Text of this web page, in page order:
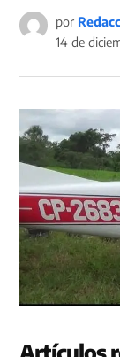
por
14 de